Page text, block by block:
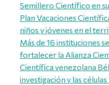
Semillero Científico en
Plan Vacaciones
niños y jóvenes en el
Más de 16 instituciones
fortalecer la Alianza
Científica venezolana
investigación y las